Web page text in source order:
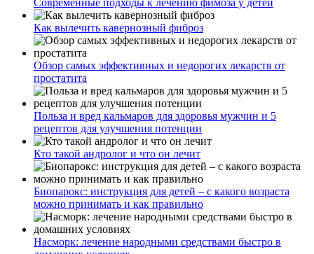
Современные подходы к лечению фимоза у детей
Как вылечить кавернозный фиброз
Обзор самых эффективных и недорогих лекарств от
простатита
Польза и вред кальмаров для здоровья мужчин и 5
рецептов для улучшения потенции
Кто такой андролог и что он лечит
Биопарокс: инструкция для детей – с какого возраста
можно принимать и как правильно
Насморк: лечение народными средствами быстро в